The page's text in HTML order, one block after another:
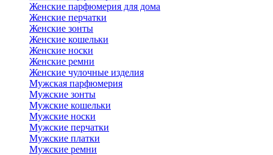
Женские парфюмерия для дома
Женские перчатки
Женские зонты
Женские кошельки
Женские носки
Женские ремни
Женские чулочные изделия
Мужская парфюмерия
Мужские зонты
Мужские кошельки
Мужские носки
Мужские перчатки
Мужские платки
Мужские ремни